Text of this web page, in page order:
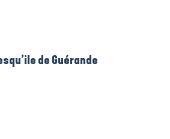
de Guérande